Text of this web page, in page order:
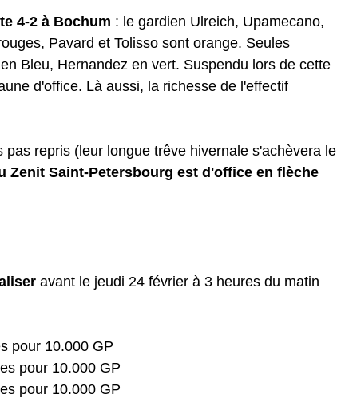
4-2 à Bochum : le gardien Ulreich, Upamecano,
Pavard et Tolisso sont orange. Seules
Bleu, Hernandez en vert. Suspendu lors de cette
d'office. Là aussi, la richesse de l'effectif
repris (leur longue trêve hivernale s'achèvera le
Zenit Saint-Petersbourg est d'office en flèche
avant le jeudi 24 février à 3 heures du matin
pour 10.000 GP
pour 10.000 GP
pour 10.000 GP